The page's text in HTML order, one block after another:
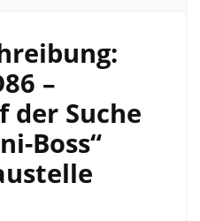
–
der Suche
Boss“